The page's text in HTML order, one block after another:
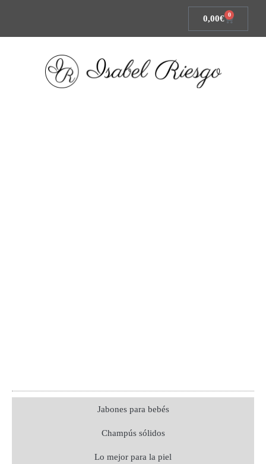
0,00€ 0
Jabones para bebés
Champús sólidos
Lo mejor para la piel